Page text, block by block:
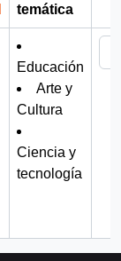
temática
Educación
Arte y
Cultura
Ciencia y
tecnología